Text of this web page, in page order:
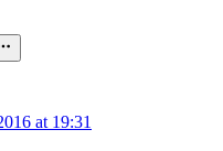
at 19:31